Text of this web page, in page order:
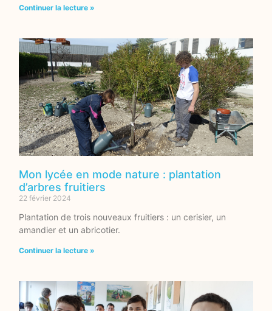
Continuer la lecture »
Mon lycée en mode nature : plantation
d’arbres fruitiers
22 février 2024
Plantation de trois nouveaux fruitiers : un cerisier, un
amandier et un abricotier.
Continuer la lecture »